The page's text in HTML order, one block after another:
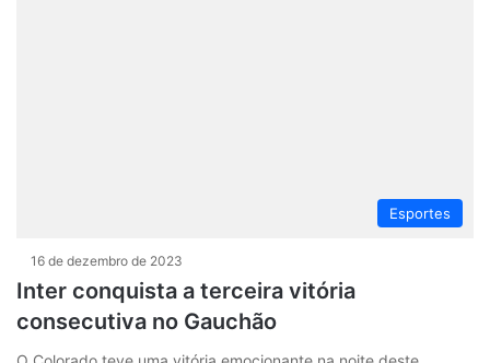
Esportes
16 de dezembro de 2023
Inter conquista a terceira vitória
consecutiva no Gauchão